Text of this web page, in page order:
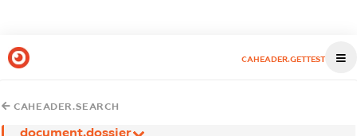
CAHEADER.GETTEST
CAHEADER.SEARCH
document.dossier